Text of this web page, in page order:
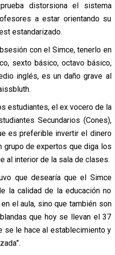
distorsiona el sistema
a estar orientando su
estandarizado.
con el Simce, tenerlo en
sexto básico, octavo básico,
inglés, es un daño grave al
estudiantes, el ex vocero de la
Secundarios (Cones),
es preferible invertir el dinero
grupo de expertos que diga los
al interior de la sala de clases.
que desearía que el Simce
la calidad de la educación no
el aula, sino que también son
que hoy se llevan el 37
se le hace al establecimiento y